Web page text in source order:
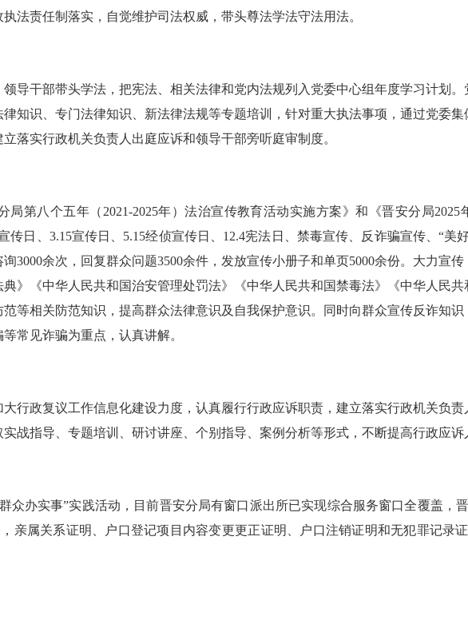
法责任制落实，自觉维护司法权威，带头尊法学法守法用法。
干部带头学法，把宪法、相关法律和党内法规列入党委中心组年度学习计划。
知识、专门法律知识、新法律法规等专题培训，针对重大执法事项，通过党委
落实行政机关负责人出庭应诉和领导干部旁听庭审制度。
八个五年（2021-2025年）法治宣传教育活动实施方案》和《晋安分局2025
传日、3.15宣传日、5.15经侦宣传日、12.4宪法日、禁毒宣传、反诈骗宣传、“美
3000余次，回复群众问题3500余件，发放宣传小册子和单页5000余份。大力宣
》《中华人民共和国治安管理处罚法》《中华人民共和国禁毒法》《中华人民
等相关防范知识，提高群众法律意识及自我保护意识。同时向群众宣传反诈知
常见诈骗为重点，认真讲解。
政复议工作信息化建设力度，认真履行行政应诉职责，建立落实行政机关负责
战指导、专题培训、研讨讲座、个别指导、案例分析等形式，不断提高行政应诉
办实事”实践活动，目前晋安分局有窗口派出所已实现综合服务窗口全覆盖，
亲属关系证明、户口登记项目内容变更更正证明、户口注销证明和无犯罪记录